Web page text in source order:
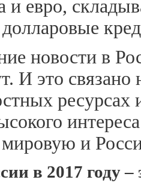
и евро,
новости в
И это
ресурсах
и
в 2017 году –